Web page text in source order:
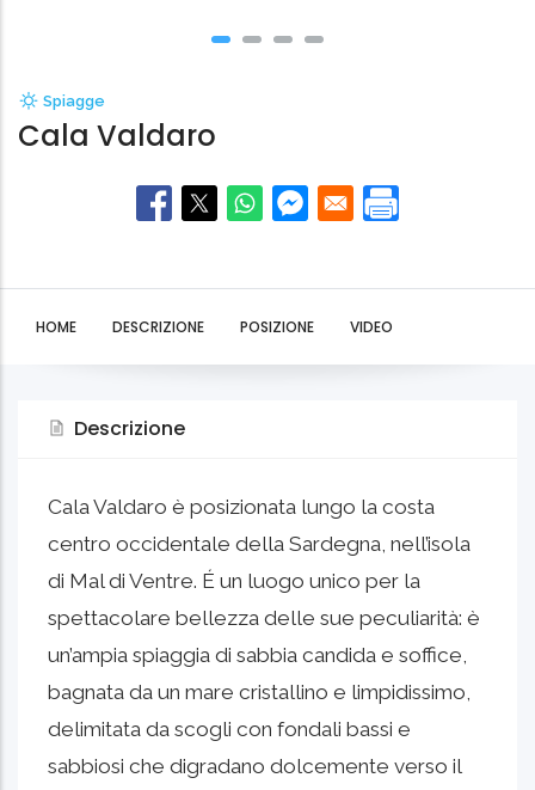
Spiagge
Cala Valdaro
HOME DESCRIZIONE POSIZIONE VIDEO
Descrizione
Cala Valdaro è posizionata lungo la costa
centro occidentale della Sardegna, nell’isola
di Mal di Ventre. É un luogo unico per la
spettacolare bellezza delle sue peculiarità: è
un’ampia spiaggia di sabbia candida e soffice,
bagnata da un mare cristallino e limpidissimo,
delimitata da scogli con fondali bassi e
sabbiosi che digradano dolcemente verso il